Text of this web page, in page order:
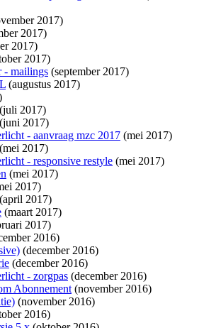
2017)
2017)
2017)
2017)
- mailings (september 2017)
(augustus 2017)
(juli 2017)
(juni 2017)
- aanvraag mzc 2017 (mei 2017)
(mei 2017)
- responsive restyle (mei 2017)
(mei 2017)
2017)
(april 2017)
(maart 2017)
2017)
2016)
(december 2016)
(december 2016)
- zorgpas (december 2016)
Abonnement(november 2016)
(november 2016)
2016)